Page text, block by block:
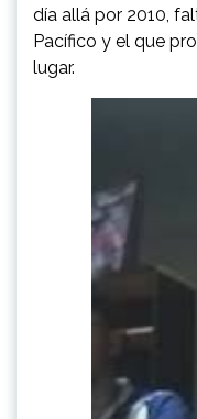
día allá por 2010,
Pacífico y el que
lugar.